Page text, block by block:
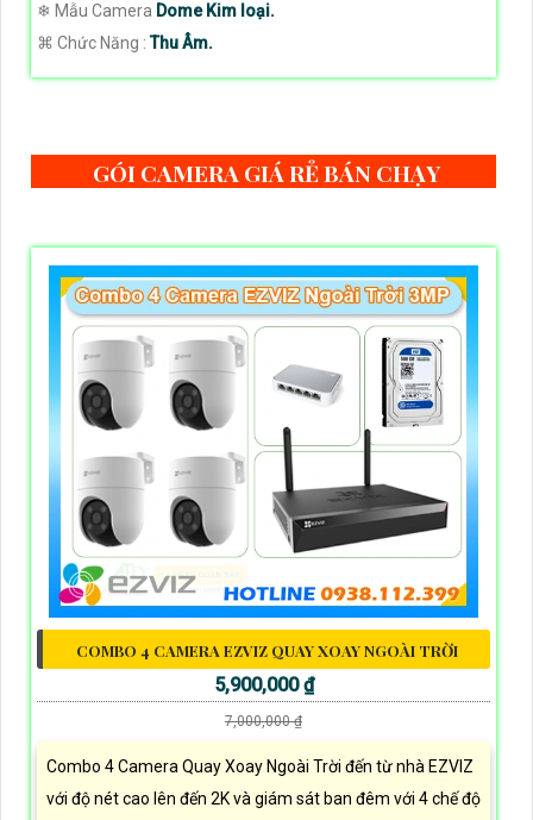
❄ Mẫu Camera Dome Kim loại.
️⌘ Chức Năng :Thu Âm.
GÓI CAMERA GIÁ RẺ BÁN CHẠY
COMBO 4 CAMERA EZVIZ QUAY XOAY NGOÀI TRỜI
5,900,000 ₫
7,000,000 ₫
Combo 4 Camera Quay Xoay Ngoài Trời đến từ nhà EZVIZ
với độ nét cao lên đến 2K và giám sát ban đêm với 4 chế độ